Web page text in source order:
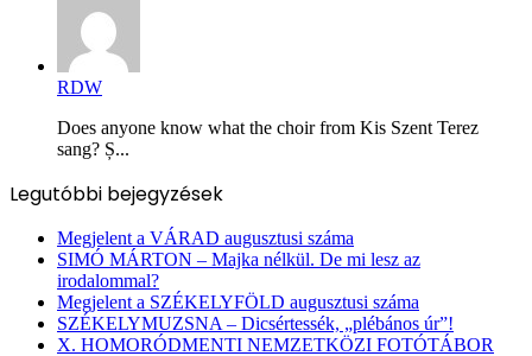
RDW
Does anyone know what the choir from Kis Szent Terez
sang? Ș...
Legutóbbi bejegyzések
Megjelent a VÁRAD augusztusi száma
SIMÓ MÁRTON – Majka nélkül. De mi lesz az
irodalommal?
Megjelent a SZÉKELYFÖLD augusztusi száma
SZÉKELYMUZSNA – Dicsértessék, „plébános úr”!
X. HOMORÓDMENTI NEMZETKÖZI FOTÓTÁBOR